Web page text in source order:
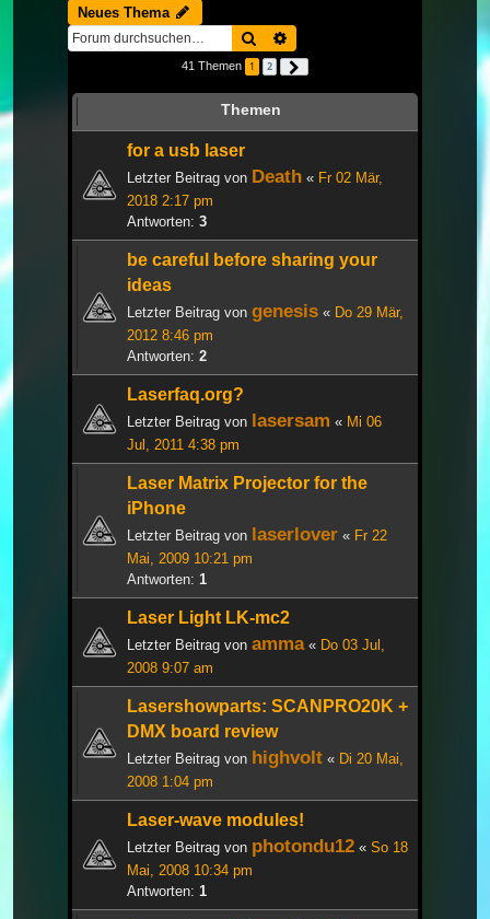
Neues Thema
Suche
41 Themen 1 2
Themen
for a usb laser
Letzter Beitrag von Death « Fr 02 Mär,
2018 2:17 pm
Antworten: 3
be careful before sharing your
ideas
Letzter Beitrag von genesis « Do 29 Mär,
2012 8:46 pm
Antworten: 2
Laserfaq.org?
Letzter Beitrag von lasersam « Mi 06
Jul, 2011 4:38 pm
Laser Matrix Projector for the
iPhone
Letzter Beitrag von laserlover « Fr 22
Mai, 2009 10:21 pm
Antworten: 1
Laser Light LK-mc2
Letzter Beitrag von amma« Do 03 Jul,
2008 9:07 am
Lasershowparts: SCANPRO20K +
DMX board review
Letzter Beitrag von highvolt « Di 20 Mai,
2008 1:04 pm
Laser-wave modules!
Letzter Beitrag von photondu12 « So 18
Mai, 2008 10:34 pm
Antworten: 1